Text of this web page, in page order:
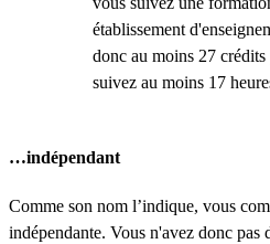
établissement
donc au moins 27
suivez au moins 17
…indépendant
Comme son nom l’indique, vous
indépendante. Vous n'avez donc pas